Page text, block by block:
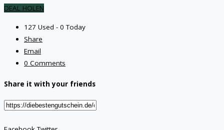
DEAL HOLEN
127 Used - 0 Today
Share
Email
0 Comments
Share it with your friends